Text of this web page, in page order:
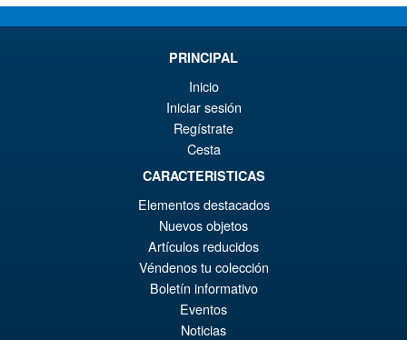
€208.94
FansToys FT-32F Pei (
Bulldozer ) Action Figure
VORBESTELLUNGEN
PRINCIPAL
Inicio
Iniciar sesión
Regístrate
Cesta
CARACTERISTICAS
Elementos destacados
Nuevos objetos
Artículos reducidos
Véndenos tu colección
Boletín informativo
Eventos
Noticias